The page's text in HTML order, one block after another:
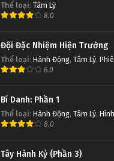
Thể loại: Tâm Lý
8.0
Đội Đặc Nhiệm Hiện Trường
Thể loại: Hành Động, Tâm Lý,
6.0
Bí Danh: Phần 1
Thể loại: Hành Động, Tâm Lý,
8.0
Tây Hành Kỷ (Phần 3)